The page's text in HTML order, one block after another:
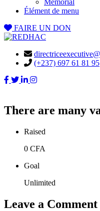
Mémorial
Élément de menu
FAIRE UN DON
(+237) 697 61 81 95
There are many
Raised
0 CFA
Goal
Unlimited
Leave a Comment